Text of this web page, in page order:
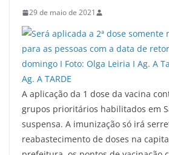
29 de maio de 2021
A aplicação da 1 dose da vacina
grupos prioritários habilitados em
suspensa. A imunização só irá
reabastecimento de doses na